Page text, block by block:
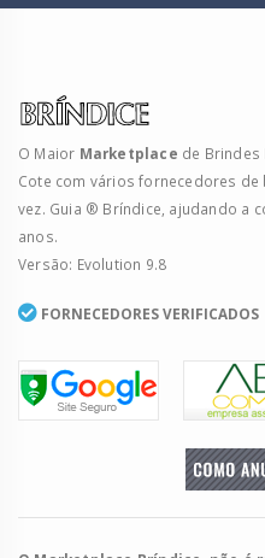
O Maior Marketplace de Brindes
Cote com vários fornecedores
vez. Guia ® Bríndice, ajudando a
anos.
Versão: Evolution 9.8
FORNECEDORES VERIFICADOS